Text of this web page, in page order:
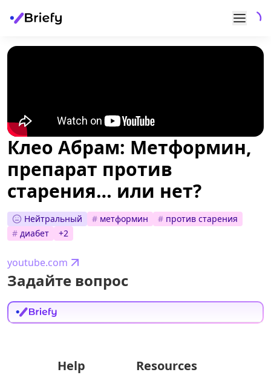
Клео Абрам: Метформин,
препарат против
старения… или нет?
Нейтральный # метформин # против старения
# диабет +2
youtube.com
Задайте вопрос
Help Resources